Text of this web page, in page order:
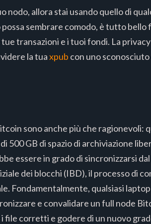
nodo, allora stai usando quello di
sembrare comodo, è tutto bello
transazioni e i tuoi fondi. La privacy
la tuaxpub con uno sconosciuto
sono anche più che ragionevoli:
500 GB di spazio di archiviazione
essere in grado di sincronizzarsi
dei blocchi (IBD), il processo di
Fondamentalmente, qualsiasi
e convalidare un full node
corretti e godere di un nuovo